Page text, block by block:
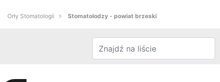
Orły Stomatologii Stomatolodzy - powiat brzeski